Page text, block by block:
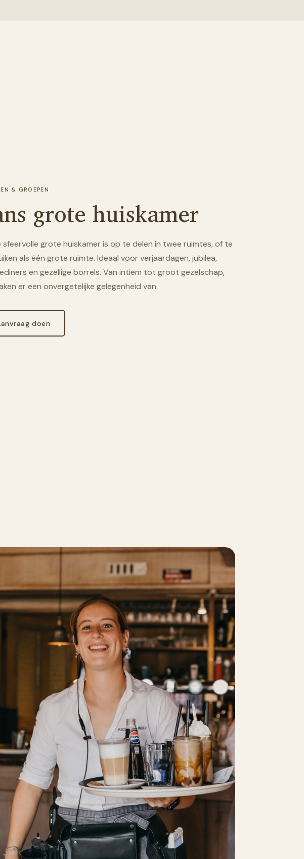
& GROEPEN
grote huiskamer
sfeervolle grote huiskamer is op te delen in twee ruimtes, of te
als één grote ruimte. Ideaal voor verjaardagen, jubilea,
en gezellige borrels. Van intiem tot groot gezelschap,
er een onvergetelijke gelegenheid van.
doen